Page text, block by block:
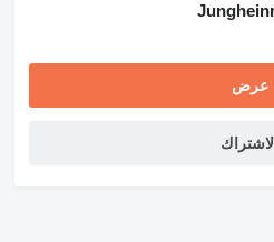
عرض
الاشتراك